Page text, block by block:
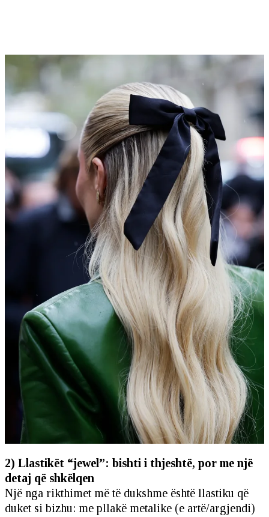
2) Llastikët “jewel”: bishti i thjeshtë, por me një
detaj që shkëlqen
Një nga rikthimet më të dukshme është llastiku që
duket si bizhu: me pllakë metalike (e artë/argjendi)